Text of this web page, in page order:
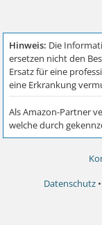
Datenschutz •